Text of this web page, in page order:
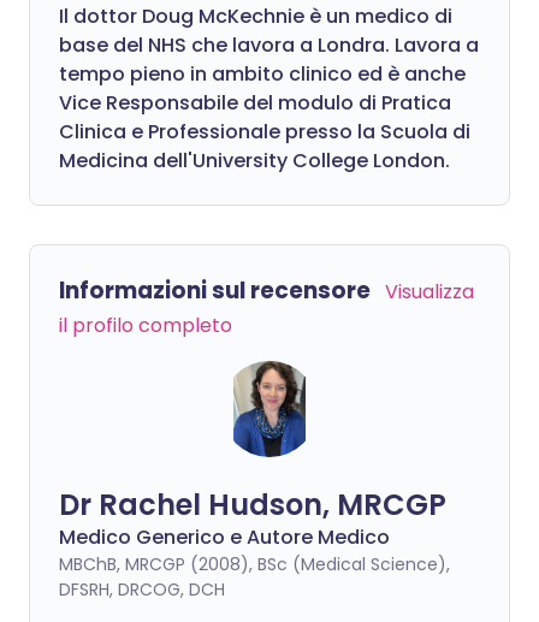
Il dottor Doug McKechnie è un medico di
base del NHS che lavora a Londra. Lavora a
tempo pieno in ambito clinico ed è anche
Vice Responsabile del modulo di Pratica
Clinica e Professionale presso la Scuola di
Medicina dell'University College London.
Informazioni sul recensore Visualizza
il profilo completo
Dr Rachel Hudson, MRCGP
Medico Generico e Autore Medico
MBChB, MRCGP (2008), BSc (Medical Science),
DFSRH, DRCOG, DCH